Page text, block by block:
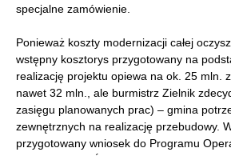
specjalne zamówienie.
Ponieważ koszty modernizacji całej
wstępny kosztorys przygotowany na
realizację projektu opiewa na ok. 25 mln.
nawet 32 mln., ale burmistrz Zielnik
zasięgu planowanych prac) – gmina
zewnętrznych na realizację przebudowy.
przygotowany wniosek do Programu